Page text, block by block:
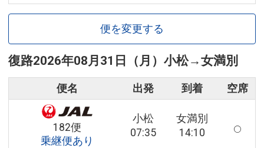
便を変更する
復路2026年08月31日（月） 小松→女満別
便名 出発 到着 空席
182便
乗継便あり
小松
07:35
女満別
14:10